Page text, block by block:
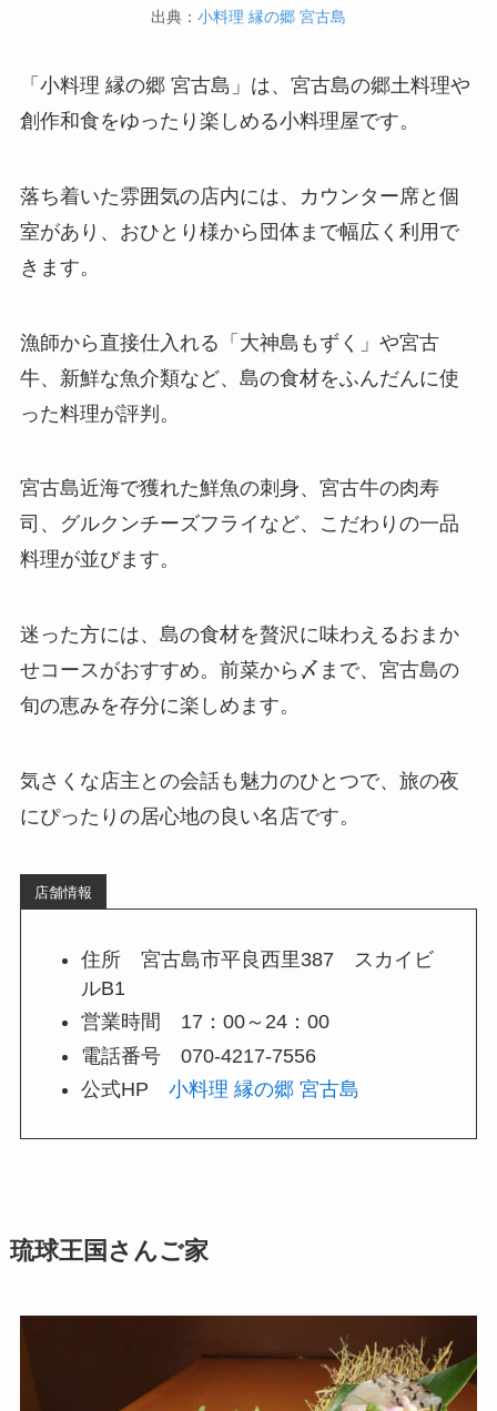
出典： 小料理 縁の郷 宮古島
「小料理 縁の郷 宮古島」は、宮古島の郷土料理や
創作和食をゆったり楽しめる小料理屋です。
落ち着いた雰囲気の店内には、カウンター席と個
室があり、おひとり様から団体まで幅広く利用で
きます。
漁師から直接仕入れる「大神島もずく」や宮古
牛、新鮮な魚介類など、島の食材をふんだんに使
った料理が評判。
宮古島近海で獲れた鮮魚の刺身、宮古牛の肉寿
司、グルクンチーズフライなど、こだわりの一品
料理が並びます。
迷った方には、島の食材を贅沢に味わえるおまか
せコースがおすすめ。前菜から〆まで、宮古島の
旬の恵みを存分に楽しめます。
気さくな店主との会話も魅力のひとつで、旅の夜
にぴったりの居心地の良い名店です。
店舗情報
住所 宮古島市平良西里387 スカイビ
ルB1
営業時間 17：00～24：00
電話番号 070-4217-7556
公式HP 小料理 縁の郷 宮古島
琉球王国さんご家